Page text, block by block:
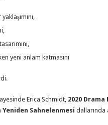
yeni anlam katmasını
Erica Schmidt, 2020 Drama
Yeniden Sahnelenmesi